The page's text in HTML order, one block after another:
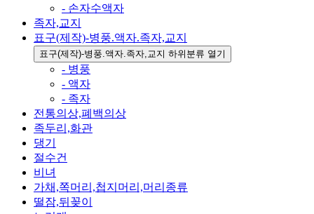
- 손자수액자
족자,교지
표구(제작)-병풍.액자.족자,교지
표구(제작)-병풍.액자.족자,교지 하위분류 열기
- 병풍
- 액자
- 족자
전통의상,폐백의상
족두리,화관
댕기
절수건
비녀
가채,쪽머리,첩지머리,머리종류
떨잠,뒤꽂이